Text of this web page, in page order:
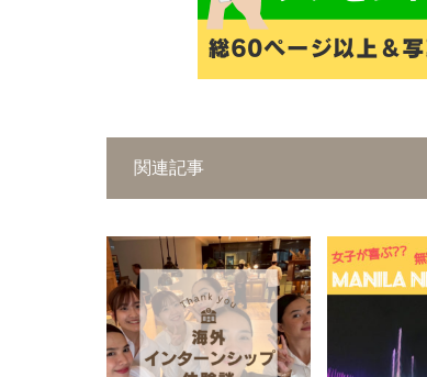
関連記事